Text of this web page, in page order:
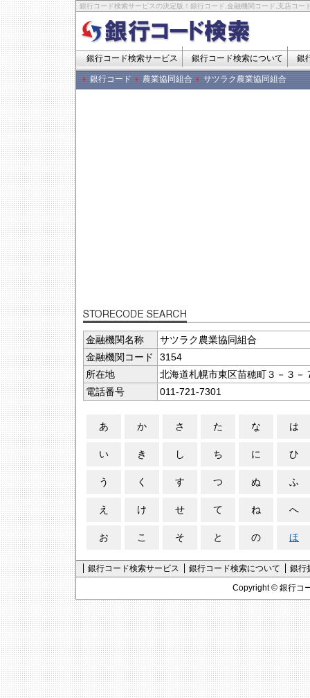
銀行コード検索サービスの決定版！銀行コード,金融機関コード,支店コー
銀行コード検索サービス 銀行コード検索について 銀
銀行コード 農業協同組合 サツラク農業協同組合
金融機関名称
サツラク農業協同組合
金融機関コード
3154
所在地
北海道札幌市東区苗穂町３－３－
電話番号
011-721-7301
あ か さ た な は
い き し ち に ひ
う く す つ ぬ ふ
え け せ て ね へ
お こ そ と の ほ
銀行コード検索サービス 銀行コード検索について
銀行
Copyright © 銀行コ